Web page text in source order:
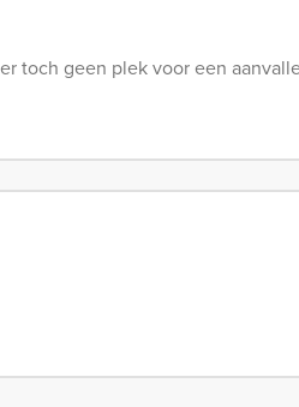
toch geen plek voor een